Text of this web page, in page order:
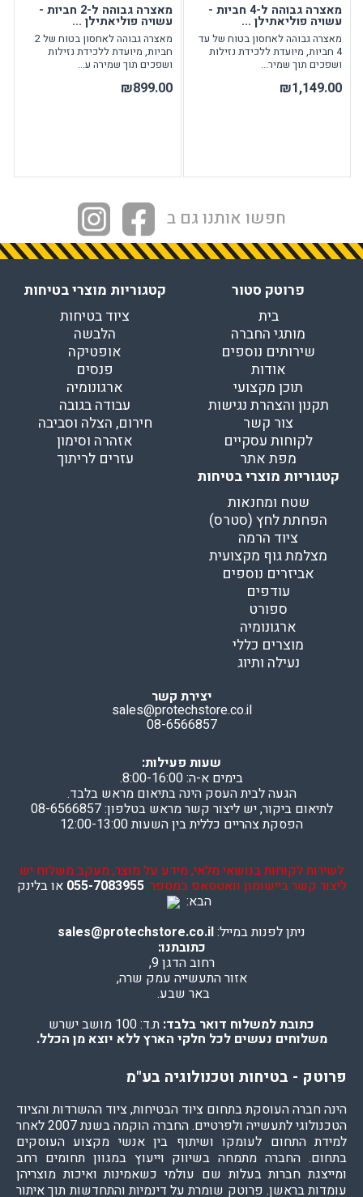
מאצרה גבוהה ל-4 חביות -
עשויה פוליאתילן ...
מאצרה גבוהה לאחסון בטוח של עד
4 חביות, מיועדת ללכידת נזילות
ושפכים תוך שמיר...
₪1,149.00
מאצרה גבוהה ל-2 חביות -
עשויה פוליאתילן ...
מאצרה גבוהה לאחסון בטוח של 2
חביות, מיועדת ללכידת נזילות
ושפכים תוך שמירה ע...
₪899.00
חפשו אותנו גם ב
פרוטק סטור
בית
מותגי החברה
שירותים נוספים
אודות
תוכן מקצועי
תקנון והצהרת נגישות
צור קשר
לקוחות עסקיים
מפת אתר
קטגוריות מוצרי בטיחות
ציוד בטיחות
הלבשה
אופטיקה
פנסים
ארגונומיה
עבודה בגובה
חירום, הצלה וסביבה
אזהרה וסימון
עזרים לריתוך
קטגוריות מוצרי בטיחות
שטח ומחנאות
הפחתת לחץ (סטרס)
ציוד הרמה
מצלמת גוף מקצועית
אביזרים נוספים
עודפים
ספורט
ארגונומיה
מוצרים כללי
נעילה ותיוג
יצירת קשר
sales@protechstore.co.il
08-6566857
שעות פעילות:
בימים א-ה: 8:00-16:00.
הגעה לבית העסק הינה בתיאום מראש בלבד.
לתיאום ביקור, יש ליצור קשר מראש בטלפון: 08-6566857
הפסקת צהריים כללית בין השעות 12:00-13:00
לשירות לקוחות בנושאי מלאי, מידע על מוצר, מעקב משלוח יש
ליצור קשר ביישומון וואטסאפ במספר:055-7083955 או בלינק
הבא:
ניתן לפנות במייל:sales@protechstore.co.il
כתובתנו:
רחוב הדגן 9,
אזור התעשייה עמק שרה,
באר שבע.
כתובת למשלוח דואר בלבד: ת.ד: 100 מושב ישרש
משלוחים נעשים לכל חלקי הארץ ללא יוצא מן הכלל.
פרוטק - בטיחות וטכנולוגיה בע"מ
הינה חברה העוסקת בתחום ציוד הבטיחות, ציוד ההשרדות והציוד
הטכנולוגי לתעשייה ולפרטיים. החברה הוקמה בשנת 2007 לאחר
למידת התחום לעומקו ושיתוף בין אנשי מקצוע העוסקים
בתחום. החברה מתמחה בשיווק וייעוץ במגוון תחומים רחב
ומייצגת חברות בעלות שם עולמי כשאמינות ואיכות מוצריהן
עומדות בראשן. פרוטק שומרת על דינמיות והתחדשות תוך איתור